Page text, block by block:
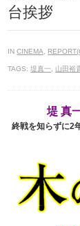
台挨拶
INCINEMA
TAGS:堤真一 山田裕
堤 真
終戦を知らずに2